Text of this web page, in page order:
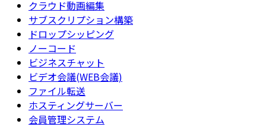
クラウド動画編集
サブスクリプション構築
ドロップシッピング
ノーコード
ビジネスチャット
ビデオ会議(WEB会議)
ファイル転送
ホスティングサーバー
会員管理システム